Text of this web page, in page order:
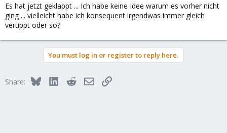
Es hat jetzt geklappt ... Ich habe keine Idee warum es vorher nicht
ging ... vielleicht habe ich konsequent irgendwas immer gleich
vertippt oder so?
You must log in or register to reply here.
Share: BlueskyLinkedInRedditEmailLink